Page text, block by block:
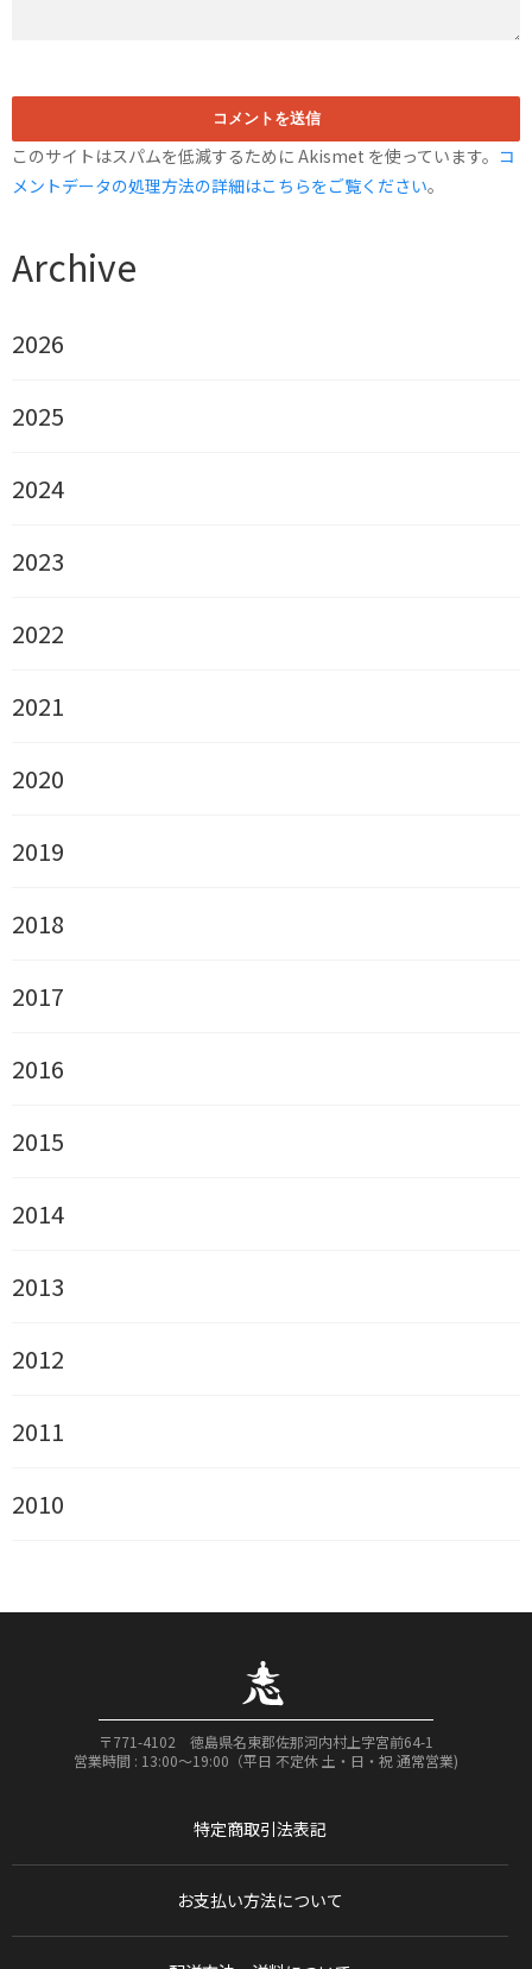
このサイトはスパムを低減するために Akismet を使っています。 コ
メントデータの処理方法の詳細はこちらをご覧ください。
Archive
2026
2025
2024
2023
2022
2021
2020
2019
2018
2017
2016
2015
2014
2013
2012
2011
2010
〒771-4102 徳島県名東郡佐那河内村上字宮前64-1
営業時間 : 13:00〜19:00（平日 不定休 土・日・祝 通常営業)
特定商取引法表記
お支払い方法について